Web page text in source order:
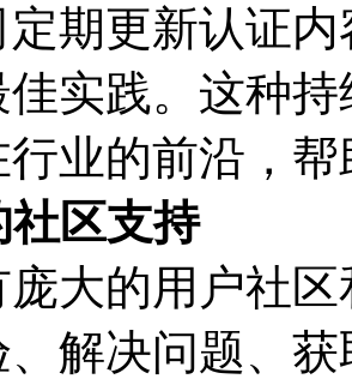
期更新认证
实践。这种
业的前沿，
社区支持
大的用户社
解决问题、